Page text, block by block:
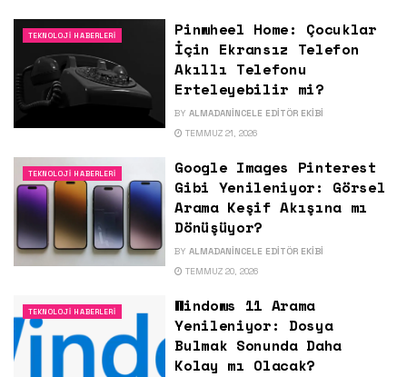
TEKNOLOJI HABERLERI
Pinwheel Home: Çocuklar
İçin Ekransız Telefon
Akıllı Telefonu
Erteleyebilir mi?
BY ALMADANINCELE EDITÖR EKIBI
TEMMUZ 21, 2026
TEKNOLOJI HABERLERI
Google Images Pinterest
Gibi Yenileniyor: Görsel
Arama Keşif Akışına mı
Dönüşüyor?
BY ALMADANINCELE EDITÖR EKIBI
TEMMUZ 20, 2026
TEKNOLOJI HABERLERI
Windows 11 Arama
Yenileniyor: Dosya
Bulmak Sonunda Daha
Kolay mı Olacak?